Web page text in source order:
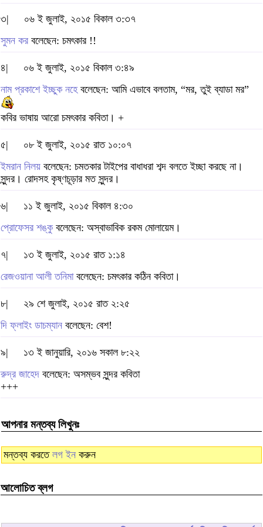
৩|
০৬ ই জুলাই, ২০১৫ বিকাল ৩:৩৭
সুমন কর বলেছেন: চমৎকার !!
৪|
০৬ ই জুলাই, ২০১৫ বিকাল ৩:৪৯
নাম প্রকাশে ইচ্ছুক নহেবলেছেন: আমি এভাবে বলতাম, “মর, তুই ব্যাডা মর”
কবির ভাষায় আরো চমৎকার কবিতা। +
৫|
০৮ ই জুলাই, ২০১৫ রাত ১০:০৭
ইমরান নিলয় বলেছেন: চমতকার টাইপের বাধাধরা শব্দ বলতে ইচ্ছা করছে না।
সুন্দর। রোদসহ কৃষ্ণচূড়ার মত সুন্দর।
৬|
১১ ই জুলাই, ২০১৫ বিকাল ৪:৩০
প্রোফেসর শঙ্কুবলেছেন: অস্বাভাবিক রকম মোলায়েম।
৭|
১৩ ই জুলাই, ২০১৫ রাত ১:১৪
রেজওয়ানা আলী তনিমাবলেছেন: চমৎকার কঠিন কবিতা।
৮|
২৯ শে জুলাই, ২০১৫ রাত ২:২৫
দি ফ্লাইং ডাচম্যান বলেছেন: বেশ!
৯|
১৩ ই জানুয়ারি, ২০১৬ সকাল ৮:২২
রুদ্র জাহেদ বলেছেন: অসম্ভব সুন্দর কবিতা
+++
আপনার মন্তব্য লিখুনঃ
মন্তব্য করতে লগ ইন করুন
আলোচিত ব্লগ